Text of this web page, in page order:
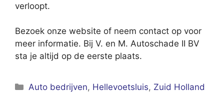
verloopt.
Bezoek onze website of neem contact op voor
meer informatie. Bij V. en M. Autoschade II BV
sta je altijd op de eerste plaats.
Categorieën
Auto bedrijven, Hellevoetsluis, Zuid Holland